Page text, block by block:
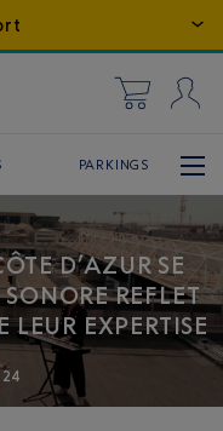
PARKINGS
D’AZUR SE
REFLET
LEUR EXPERTISE